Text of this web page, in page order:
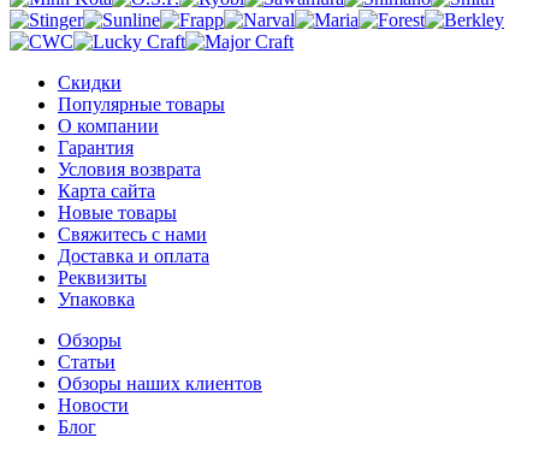
Скидки
Популярные товары
О компании
Гарантия
Условия возврата
Карта сайта
Новые товары
Свяжитесь с нами
Доставка и оплата
Реквизиты
Упаковка
Обзоры
Статьи
Обзоры наших клиентов
Новости
Блог